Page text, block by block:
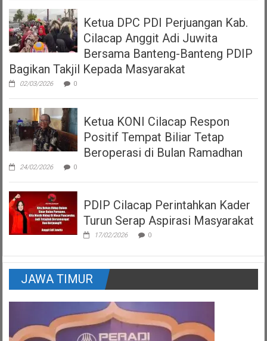
Ketua DPC PDI Perjuangan Kab.
Cilacap Anggit Adi Juwita
Bersama Banteng-Banteng PDIP
Bagikan Takjil Kepada Masyarakat
02/03/2026 0
Ketua KONI Cilacap Respon
Positif Tempat Biliar Tetap
Beroperasi di Bulan Ramadhan
24/02/2026 0
PDIP Cilacap Perintahkan Kader
Turun Serap Aspirasi Masyarakat
17/02/2026 0
JAWA TIMUR